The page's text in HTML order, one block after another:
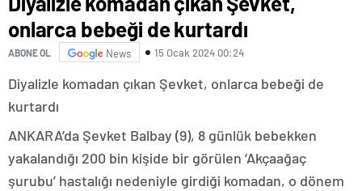
onlarca bebeği de kurtardı
ABONE OL News 15 Ocak 2024 00:24
Diyalizle komadan çıkan Şevket, onlarca bebeği de
kurtardı
ANKARA’da Şevket Balbay (9), 8 günlük bebekken
yakalandığı 200 bin kişide bir görülen ‘Akçaağaç
şurubu’ hastalığı nedeniyle girdiği komadan, o dönem